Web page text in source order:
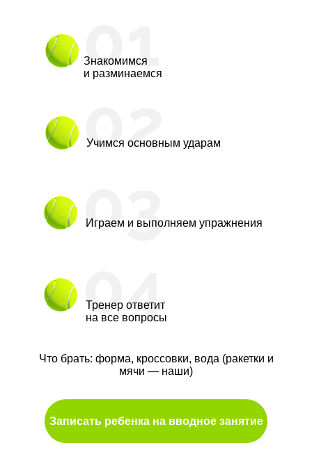
04
Тренер ответит
на все вопросы
03
Играем и выполняем упражнения
02
Учимся основным ударам
Записать ребенка на вводное занятие
01
Знакомимся
и разминаемся
Что брать: форма, кроссовки, вода (ракетки и
мячи — наши)